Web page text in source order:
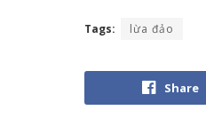
Tags: lừa đảo
Share